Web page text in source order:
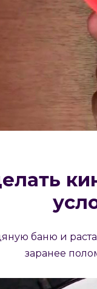
баню и
заранее